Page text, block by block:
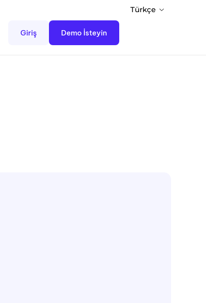
Türkçe
Giriş Demo İsteyin